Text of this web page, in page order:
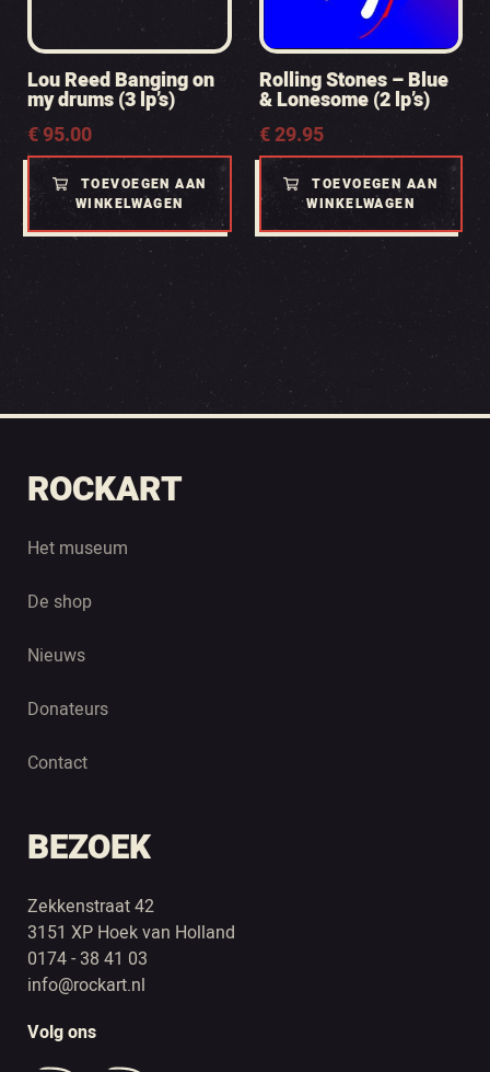
Lou Reed Banging on
my drums (3 lp’s)
€95.00
TOEVOEGEN AAN
WINKELWAGEN
Rolling Stones – Blue
& Lonesome (2 lp’s)
€29.95
TOEVOEGEN AAN
WINKELWAGEN
ROCKART
Het museum
De shop
Nieuws
Donateurs
Contact
BEZOEK
Zekkenstraat 42
3151 XP Hoek van Holland
0174 - 38 41 03
info@rockart.nl
Volg ons